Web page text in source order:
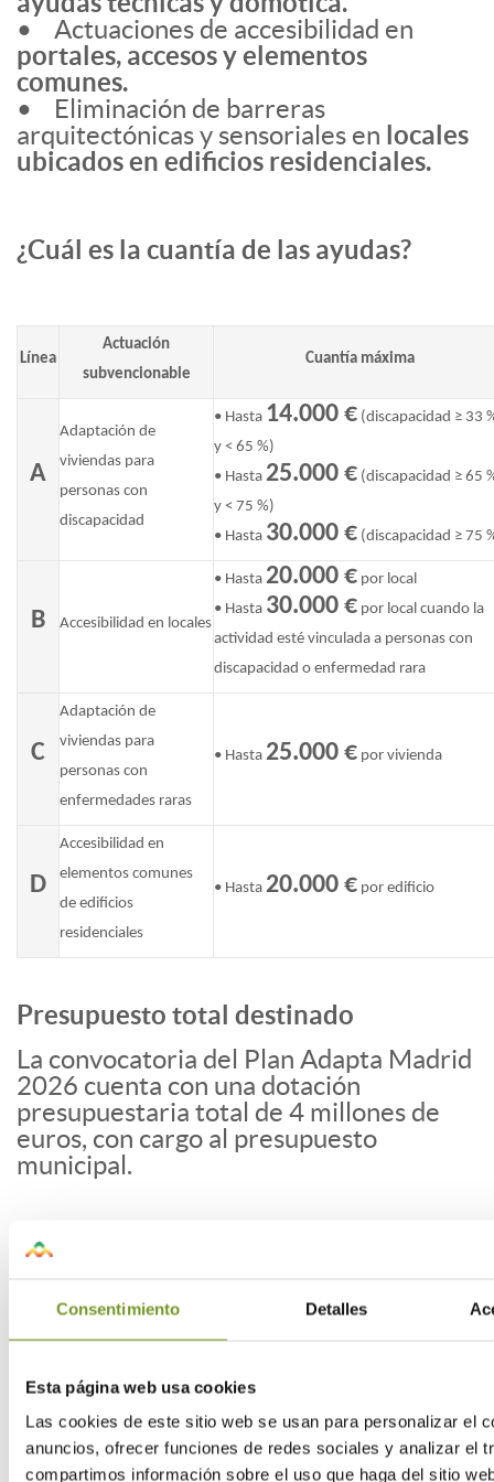
Consentimiento Detalles
Esta página web usa cookies
Las cookies de este sitio web se usan para personalizar el
anuncios, ofrecer funciones de redes sociales y analizar el
compartimos información sobre el uso que haga del sitio
• Actuaciones de accesibilidad en
portales, accesos y elementos
comunes.
• Eliminación de barreras
arquitectónicas y sensoriales en locales
ubicados en edificios residenciales.
¿Cuál es la cuantía de las ayudas?
Línea
Actuación
subvencionable
Cuantía máxima
A
Adaptación de
viviendas para
personas con
discapacidad
• Hasta 14.000 € (discapacidad ≥ 33
y < 65 %)
• Hasta25.000 € (discapacidad ≥ 65
y < 75 %)
• Hasta 30.000 € (discapacidad ≥ 75
B Accesibilidad en locales
• Hasta20.000 € por local
• Hasta 30.000 € por local cuando la
actividad esté vinculada a personas con
discapacidad o enfermedad rara
C
Adaptación de
viviendas para
personas con
enfermedades raras
• Hasta25.000 € por vivienda
D
Accesibilidad en
elementos comunes
de edificios
residenciales
• Hasta20.000 € por edificio
Presupuesto total destinado
La convocatoria del Plan Adapta Madrid
2026 cuenta con una dotación
presupuestaria total de 4 millones de
euros, con cargo al presupuesto
municipal.
¿Cuál es el plazo para solicitarla?
El plazo de presentación de solicitudes
se abre el 28 de abril de 2026 y
finalizará el 27 de julio de 2026, ambos
inclusive.
¿Cuál es el plazo para ejecutar las